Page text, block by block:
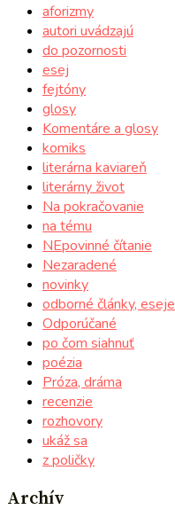
aforizmy
autori uvádzajú
do pozornosti
esej
fejtóny
glosy
Komentáre a glosy
komiks
literárna kaviareň
literárny život
Na pokračovanie
na tému
NEpovinné čítanie
Nezaradené
novinky
odborné články, eseje
Odporúčané
po čom siahnuť
poézia
Próza, dráma
recenzie
rozhovory
ukáž sa
z poličky
Archív